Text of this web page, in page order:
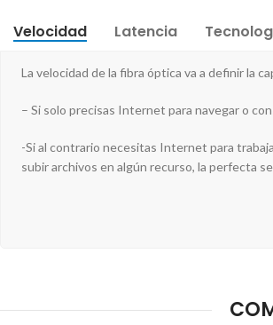
Velocidad Latencia
La velocidad de la fibra óptica va a definir la
– Si solo precisas Internet para navegar o
-Si al contrario necesitas Internet para
subir archivos en algún recurso, la perfecta